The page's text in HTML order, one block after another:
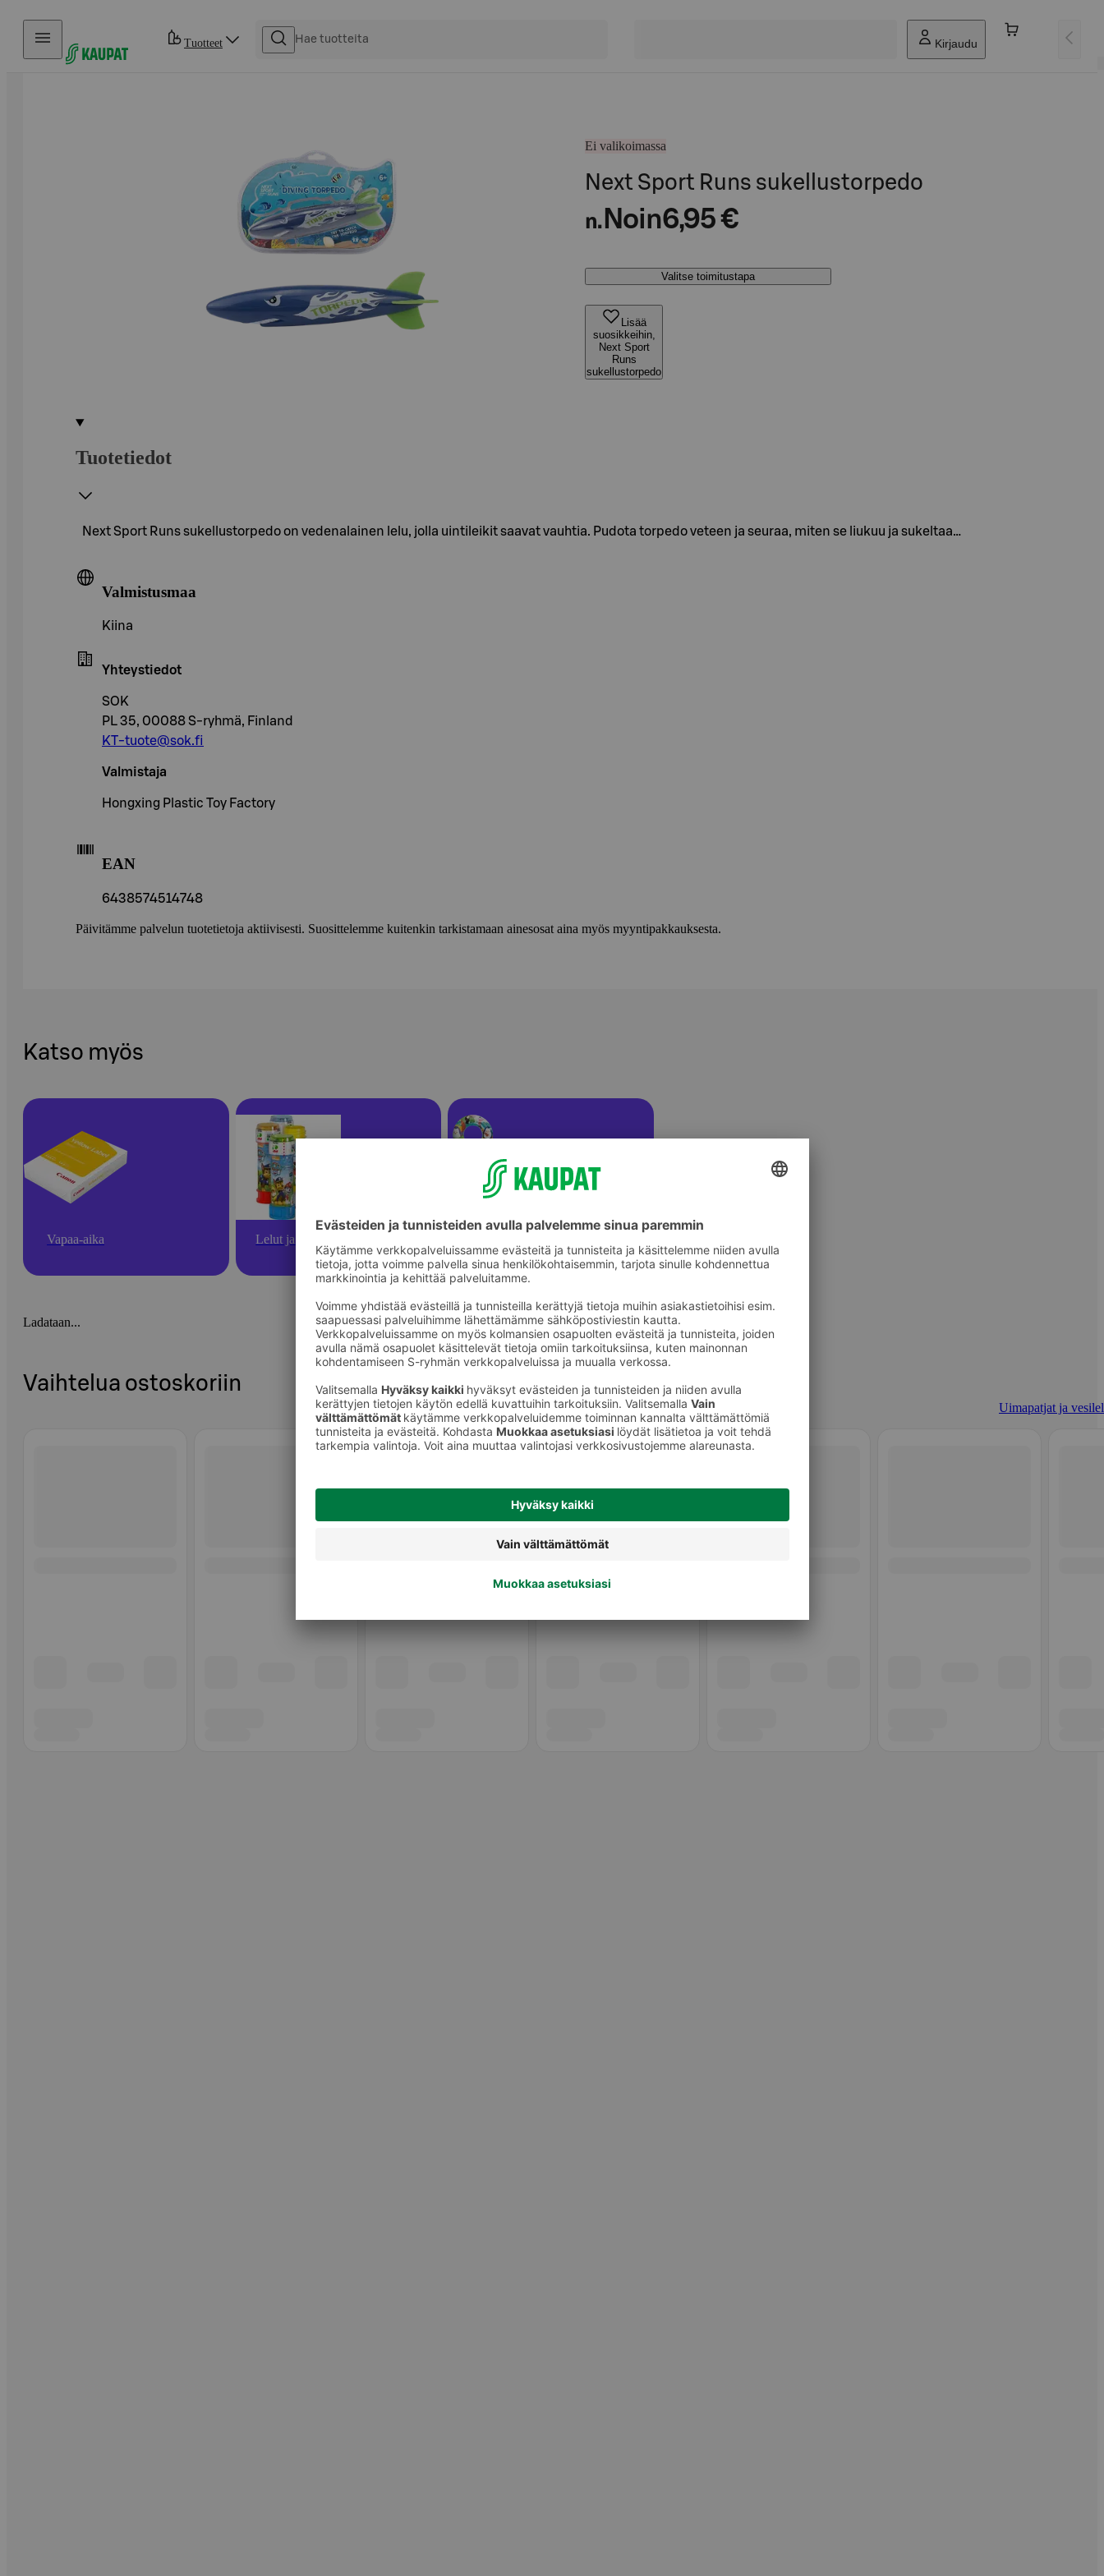
Hyppää sisältöön
Tuotteet Kirjaudu
Ei valikoimassa
Next Sport Runs sukellustorpedo
n. Noin6,95 €
Valitse toimitustapa
Lisää
suosikkeihin,
Next Sport
Runs
sukellustorpedo
Tuotetiedot
Next Sport Runs sukellustorpedo on vedenalainen lelu, jolla uintileikit saavat vauhtia. Pudota torpedo veteen ja seuraa, miten se liukuu ja sukeltaa…
Valmistusmaa
Kiina
Yhteystiedot
SOK
PL 35, 00088 S-ryhmä, Finland
KT-tuote@sok.fi
Valmistaja
Hongxing Plastic Toy Factory
EAN
6438574514748
Päivitämme palvelun tuotetietoja aktiivisesti. Suosittelemme kuitenkin tarkistamaan ainesosat aina myös myyntipakkauksesta.
Katso myös
Vapaa-aika Lelut ja pelit
Ladataan...
Vaihtelua ostoskoriin
Uimapatjat ja